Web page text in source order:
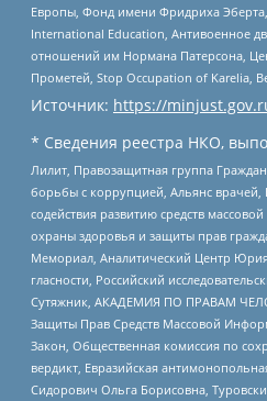
Европы, Фонд имени Фридриха
International Education, Антивоенное
отношений им Нормана Патерсона,
Прометей, Stop Occupation of Karelia,
Источник: https://
* Сведения реестра НКО,
Лилит, Правозащитная группа
борьбы с коррупцией, Альянс
содействия развитию средств
охраны здоровья и защиты прав
Мемориал, Аналитический Центр
гласности, Российский
Сутяжник, АКАДЕМИЯ ПО ПРАВАМ
Защиты Прав Средств Массовой
Закон, Общественная комиссия по
вердикт, Евразийская
Сидорович Ольга Борисовна,